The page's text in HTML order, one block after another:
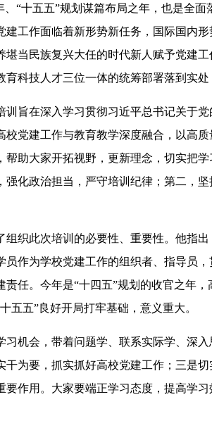
、“十五五”规划谋篇布局之年，也是全
建工作面临着新形势新任务，国际国内
堪当民族复兴大任的时代新人赋予党建
育科技人才三位一体的统筹部署落到实
在深入学习贯彻习近平总书记关于党
校党建工作与教育教学深度融合，以高
帮助大家开拓视野，更新理念，切实把
强化政治担当，严守培训纪律；第二，
此次培训的必要性、重要性。他指出
员作为学校党建工作的组织者、指导员
责任。今年是“十四五”规划的收官之年
五五”良好开局打牢基础，意义重大。
会，带着问题学、联系实际学、深入
干为要，抓实抓好高校党建工作；三是
要作用。大家要端正学习态度，提高学